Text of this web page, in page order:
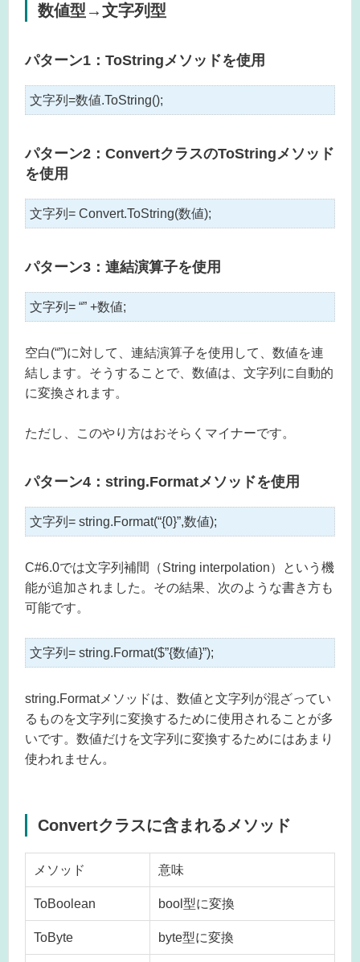
数値型→文字列型
パターン1：ToStringメソッドを使用
文字列=数値.ToString();
パターン2：ConvertクラスのToStringメソッド
を使用
文字列= Convert.ToString(数値);
パターン3：連結演算子を使用
文字列= “” +数値;
空白(“”)に対して、連結演算子を使用して、数値を連
結します。そうすることで、数値は、文字列に自動的
に変換されます。
ただし、このやり方はおそらくマイナーです。
パターン4：string.Formatメソッドを使用
文字列= string.Format(“{0}”,数値);
C#6.0では文字列補間（String interpolation）という機
能が追加されました。その結果、次のような書き方も
可能です。
文字列= string.Format($”{数値}”);
string.Formatメソッドは、数値と文字列が混ざってい
るものを文字列に変換するために使用されることが多
いです。数値だけを文字列に変換するためにはあまり
使われません。
Convertクラスに含まれるメソッド
メソッド 意味
ToBoolean bool型に変換
ToByte byte型に変換